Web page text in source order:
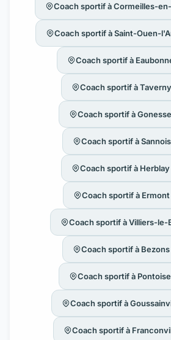
Coach sportif à Cormeilles-
Coach sportif à Saint-Ouen-
Coach sportif à
Coach sportif à
Coach sportif à
Coach sportif à
Coach sportif à
Coach sportif à
Coach sportif à Villiers-le-
Coach sportif à
Coach sportif à
Coach sportif à
Coach sportif à